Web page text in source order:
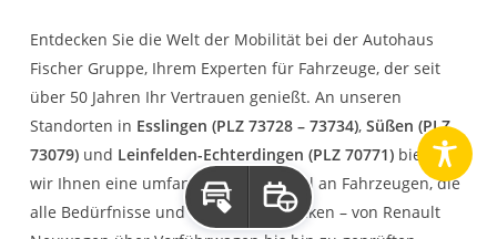
Entdecken Sie die Welt der Mobilität bei der Autohaus
Fischer Gruppe, Ihrem Experten für Fahrzeuge, der seit
über 50 Jahren Ihr Vertrauen genießt. An unseren
Standorten in Esslingen (PLZ 73728 – 73734), Süßen (PLZ
73079)und Leinfelden-Echterdingen (PLZ 70771)bieten
wir Ihnen eine umfangreiche Auswahl an Fahrzeugen, die
alle Bedürfnisse und Wünsche abdecken – von Renault
Inzahlungnahme
Probefahrt